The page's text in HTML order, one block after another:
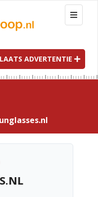
T
o
g
l
e
n
a
t
ADVERTENTIE